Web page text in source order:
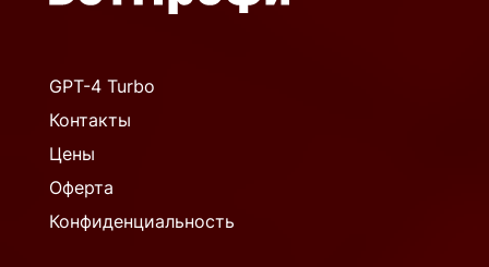
GPT-4 Turbo
Контакты
Цены
Оферта
Конфиденциальность